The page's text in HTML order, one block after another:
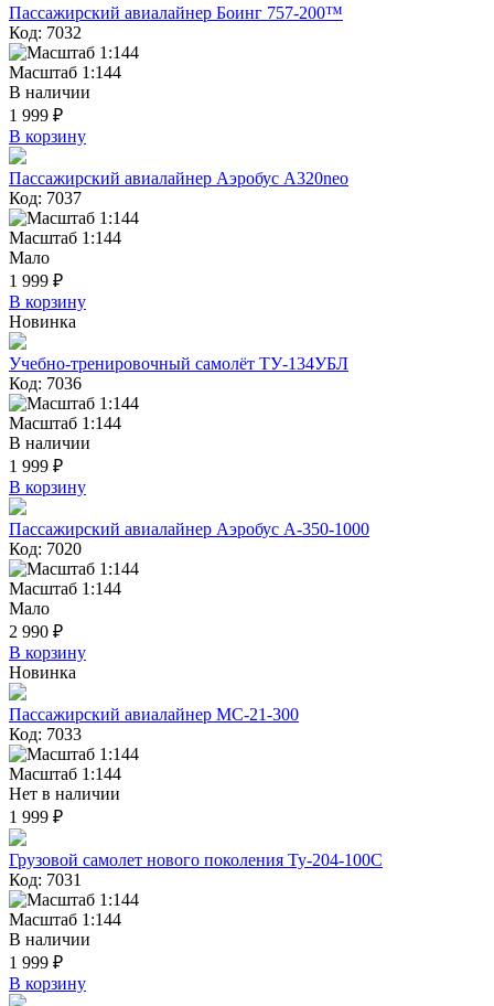
Пассажирский авиалайнер Боинг 757-200™
Код: 7032
Масштаб 1:144
В наличии
1 999 ₽
В корзину
Пассажирский авиалайнер Аэробус А320neo
Код: 7037
Масштаб 1:144
Мало
1 999 ₽
В корзину
Новинка
Учебно-тренировочный самолёт ТУ-134УБЛ
Код: 7036
Масштаб 1:144
В наличии
1 999 ₽
В корзину
Пассажирский авиалайнер Аэробус А-350-1000
Код: 7020
Масштаб 1:144
Мало
2 990 ₽
В корзину
Новинка
Пассажирский авиалайнер МС-21-300
Код: 7033
Масштаб 1:144
Нет в наличии
1 999 ₽
Грузовой самолет нового поколения Ту-204-100С
Код: 7031
Масштаб 1:144
В наличии
1 999 ₽
В корзину